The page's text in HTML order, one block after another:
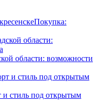
Покупка:
области: возможности
и стиль под открытым